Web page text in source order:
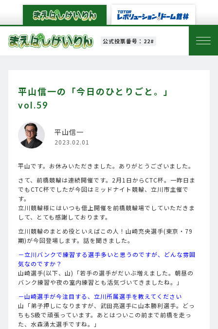
公式投票番号：22#
平山信一の「今日のひとりごと。」
vol.59
平山信一
2023.02.01
平山です。お休みいただきました。ありがとうございました。
さて、前橋競輪は連続開催です。2月1日からCTC杯。一昨日ま
でもCTC杯でしたが今回はミッドナイト競輪、立川市主催で
す。
立川競輪様にはいつも借上開催を前橋競輪場でしていただきま
して、とても感謝しております。
立川競輪のまとめ役といえばこの人！山崎充央選手(東京・79
期)が今回登場します。話を聞きました。
－立川バンクで練習する選手多いと思うのですが、どんな雰囲
気なのですか？
山崎選手(以下、山)「若手の選手がだいぶ増えました。朝昼の
バンク練習や夜の室内練習とも活気づいてきましたね。」
－山崎選手が今注目する、立川所属選手を教えてください
山「弟子押しになりますが、武田亮選手に山本勝利選手。どっ
ちもS級で頑張っています。あとはついこの前まで前橋を走っ
た、水森湧太選手ですね。」